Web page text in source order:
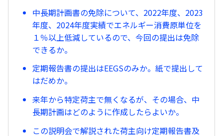
中長期計画書の免除について、2022年度、2023
年度、2024年度実績でエネルギー消費原単位を
１％以上低減しているので、今回の提出は免除
できるか。
定期報告書の提出はEEGSのみか。紙で提出して
はだめか。
来年から特定荷主で無くなるが、その場合、中
長期計画はどのように作成したらよいか。
この説明会で解説された荷主向け定期報告書及